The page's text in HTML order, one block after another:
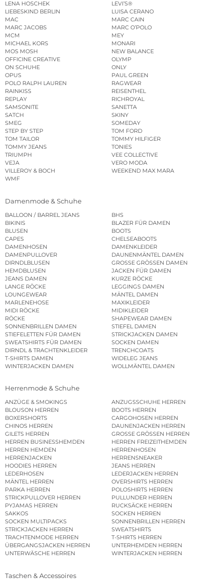
LENA HOSCHEK
LEVI’S®
LIEBESKIND BERLIN
LUISA CERANO
MAC
MARC CAIN
MARC JACOBS
MARC O’POLO
MCM
MEY
MICHAEL KORS
MONARI
MOS MOSH
NEW BALANCE
OFFICINE CREATIVE
OLYMP
ON SCHUHE
ONLY
OPUS
PAUL GREEN
POLO RALPH LAUREN
RAGWEAR
RAINKISS
REISENTHEL
REPLAY
RICHROYAL
SAMSONITE
SANETTA
SATCH
SKINY
SMEG
SOMEDAY
STEP BY STEP
TOM FORD
TOM TAILOR
TOMMY HILFIGER
TOMMY JEANS
TONIES
TRIUMPH
VEE COLLECTIVE
VEJA
VERO MODA
VILLEROY & BOCH
WEEKEND MAX MARA
WMF
Damenmode & Schuhe
BALLOON / BARREL JEANS
BHS
BIKINIS
BLAZER FÜR DAMEN
BLUSEN
BOOTS
CAPES
CHELSEABOOTS
DAMENHOSEN
DAMENKLEIDER
DAMENPULLOVER
DAUNENMÄNTEL DAMEN
DIRNDLBLUSEN
GROSSE GRÖSSEN DAMEN
HEMDBLUSEN
JACKEN FÜR DAMEN
JEANS DAMEN
KURZE RÖCKE
LANGE RÖCKE
LEGGINGS DAMEN
LOUNGEWEAR
MÄNTEL DAMEN
MARLENEHOSE
MAXIKLEIDER
MIDI RÖCKE
MIDIKLEIDER
RÖCKE
SHAPEWEAR DAMEN
SONNENBRILLEN DAMEN
STIEFEL DAMEN
STIEFELETTEN FÜR DAMEN
STRICKJACKEN DAMEN
SWEATSHIRTS FÜR DAMEN
SOCKEN DAMEN
DIRNDL & TRACHTENKLEIDER
TRENCHCOATS
T-SHIRTS DAMEN
WIDELEG JEANS
WINTERJACKEN DAMEN
WOLLMÄNTEL DAMEN
Herrenmode & Schuhe
ANZÜGE & SMOKINGS
ANZUGSSCHUHE HERREN
BLOUSON HERREN
BOOTS HERREN
BOXERSHORTS
CARGOHOSEN HERREN
CHINOS HERREN
DAUNENJACKEN HERREN
GILETS HERREN
GROSSE GRÖSSEN HERREN
HERREN BUSINESSHEMDEN
HERREN FREIZEITHEMDEN
HERREN HEMDEN
HERRENHOSEN
HERRENJACKEN
HERRENSNEAKER
HOODIES HERREN
JEANS HERREN
LEDERHOSEN
LEDERJACKEN HERREN
MÄNTEL HERREN
OVERSHIRTS HERREN
PARKA HERREN
POLOSHIRTS HERREN
STRICKPULLOVER HERREN
PULLUNDER HERREN
PYJAMAS HERREN
RUCKSÄCKE HERREN
SAKKOS
SOCKEN HERREN
SOCKEN MULTIPACKS
SONNENBRILLEN HERREN
STRICKJACKEN HERREN
SWEATSHIRTS
TRACHTENMODE HERREN
T-SHIRTS HERREN
ÜBERGANGSJACKEN HERREN
UNTERHEMDEN HERREN
UNTERWÄSCHE HERREN
WINTERJACKEN HERREN
Taschen & Accessoires